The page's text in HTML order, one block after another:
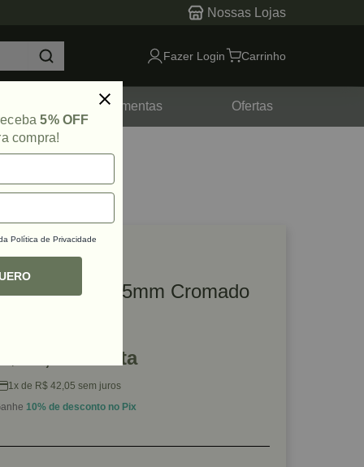
Nossas Lojas
Fazer Login Carrinho
Ferramentas Ofertas
42664
Cup 25mm Cromado
42,05 à vista
1x de R$ 42,05 sem juros
10% de desconto no Pix
5% OFF
compra!
Política de Privacidade